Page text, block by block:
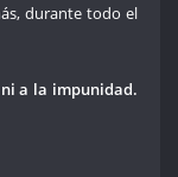
durante todo el
ni a la impunidad.